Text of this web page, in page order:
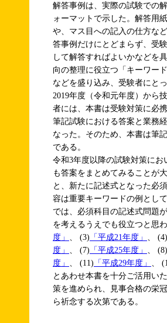
解答事例は、実際の試験での
ォーマットで示した。解答用
や、マス目への記入の仕方な
答事例だけにとどまらず、受
して解答すればよいかなどを
向の整理に役立つ「キーワー
などを盛り込み、受験者にと
2019年度（令和元年度）から
者には、本書は受験対策に必
筆記試験における答案と業務
なった。そのため、本書は筆
である。
令和3年度以降の試験対策に
も答案をまとめてみることが
と、新たに記述式となった必
容は重要キーワードの例とし
では、必須科目の記述式問題
を考えるうえでも役立つと思
度」
、 (3) 「平成21年度」 、 (4)
度」
、 (7) 「平成25年度」 、 (8)
度」
、 (11) 「平成29年度」 、
とあわせ本書を十分ご活用い
策を進められ、見事合格の栄
ら祈念する次第である。